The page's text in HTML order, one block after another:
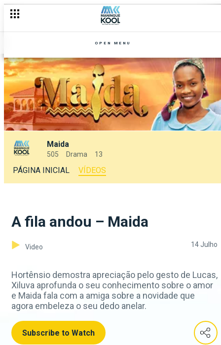
OPEN MENU
Maida
505 Drama 13
PÁGINA INICIAL VÍDEOS
A fila andou – Maida
Video 14 Julho
Hortênsio demostra apreciação pelo gesto de Lucas,
Xiluva aprofunda o seu conhecimento sobre o amor
e Maida fala com a amiga sobre a novidade que
agora embeleza o seu dedo anelar.
Subscribe to Watch